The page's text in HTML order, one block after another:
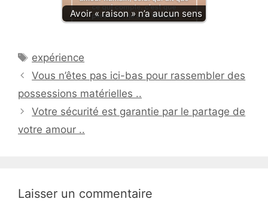
Avoir « raison » n’a aucun sens
Étiquettes
expérience
Vous n’êtes pas ici-bas pour rassembler des
possessions matérielles ..
Votre sécurité est garantie par le partage de
votre amour ..
Laisser un commentaire